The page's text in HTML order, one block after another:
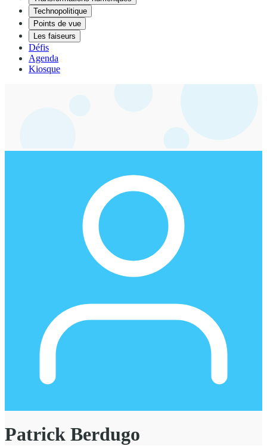
Technopolitique
Points de vue
Les faiseurs
Défis
Agenda
Kiosque
Patrick Berdugo